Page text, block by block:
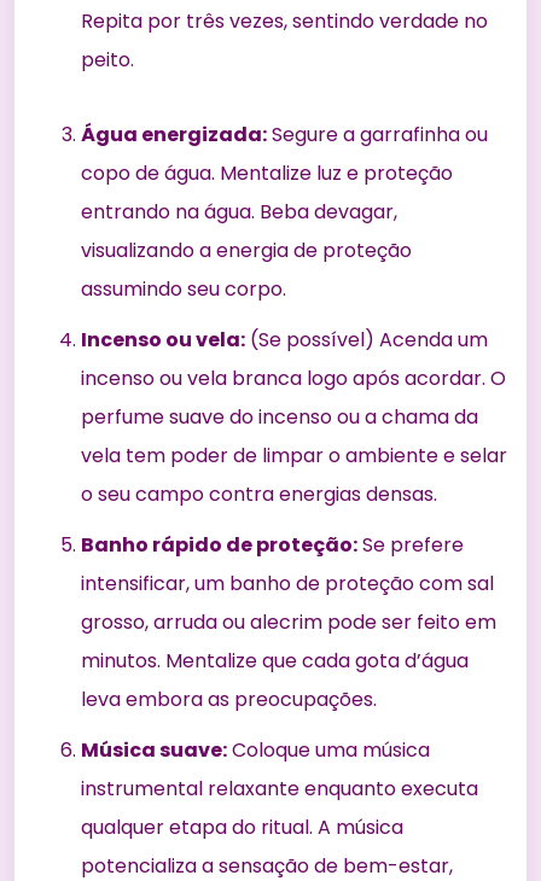
Repita por três vezes, sentindo verdade no
peito.
Água energizada:Segure a garrafinha ou
copo de água. Mentalize luz e proteção
entrando na água. Beba devagar,
visualizando a energia de proteção
assumindo seu corpo.
Incenso ou vela: (Se possível) Acenda um
incenso ou vela branca logo após acordar. O
perfume suave do incenso ou a chama da
vela tem poder de limpar o ambiente e selar
o seu campo contra energias densas.
Banho rápido de proteção:Se prefere
intensificar, um banho de proteçãocom sal
grosso, arruda ou alecrim pode ser feito em
minutos. Mentalize que cada gota d’água
leva embora as preocupações.
Música suave:Coloque uma música
instrumental relaxante enquanto executa
qualquer etapa do ritual. A música
potencializa a sensação de bem-estar,